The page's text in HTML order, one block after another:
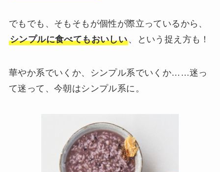
でもでも、そもそもが個性が際立っているから、
シンプルに食べてもおいしい、という捉え方も！
華やか系でいくか、シンプル系でいくか……迷っ
て迷って、今朝はシンプル系に。